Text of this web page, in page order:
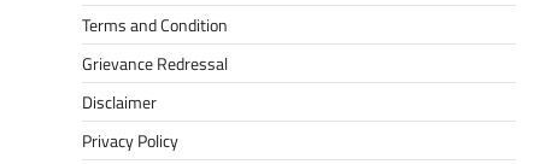
Terms and Condition
Grievance Redressal
Disclaimer
Privacy Policy